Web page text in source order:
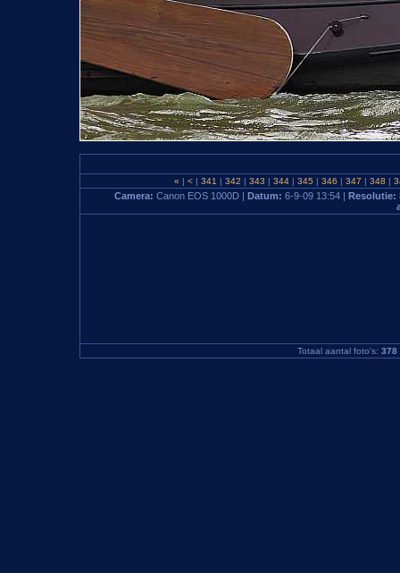
« | < | 341 | 342 | 343 | 344 | 345 | 346 | 347 | 348 |
Camera: Canon EOS 1000D | Datum: 6-9-09 13:54 | Resolutie:
Totaal aantal foto's: 378